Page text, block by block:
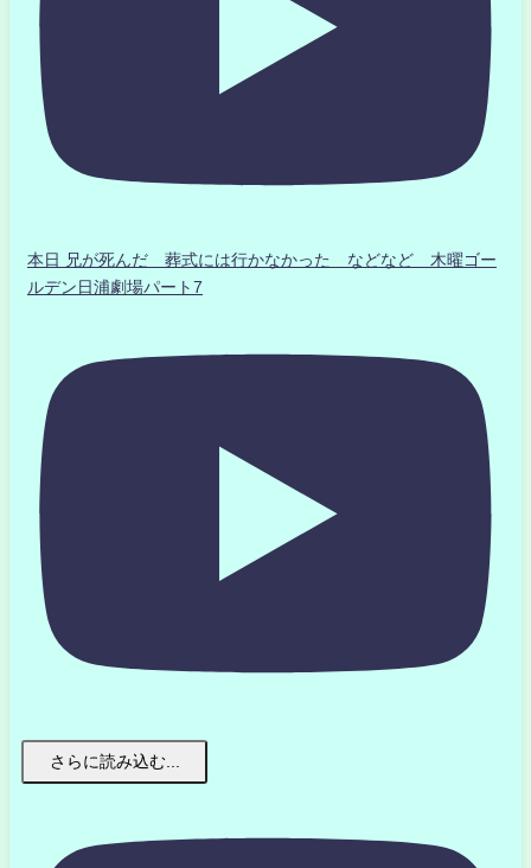
本日 兄が死んだ 葬式には行かなかった などなど 木曜ゴー
ルデン日浦劇場パート7
さらに読み込む...